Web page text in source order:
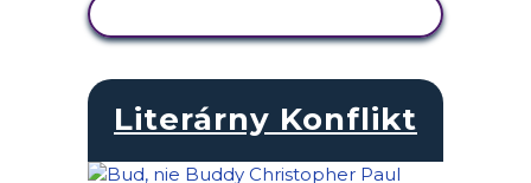
Literárny Konflikt